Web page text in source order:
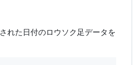
れた日付のロウソク足データを